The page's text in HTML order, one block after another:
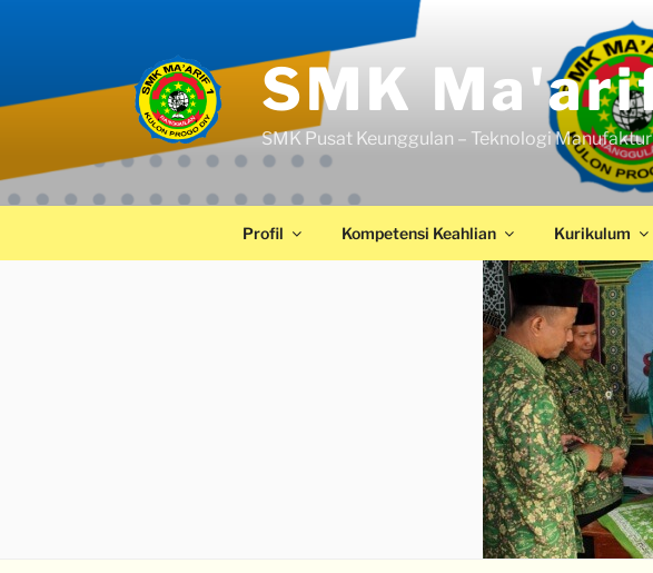
SMK
SMK Pusat Keunggulan – Teknologi
Profil Kompetensi Keahlian Kurikulum